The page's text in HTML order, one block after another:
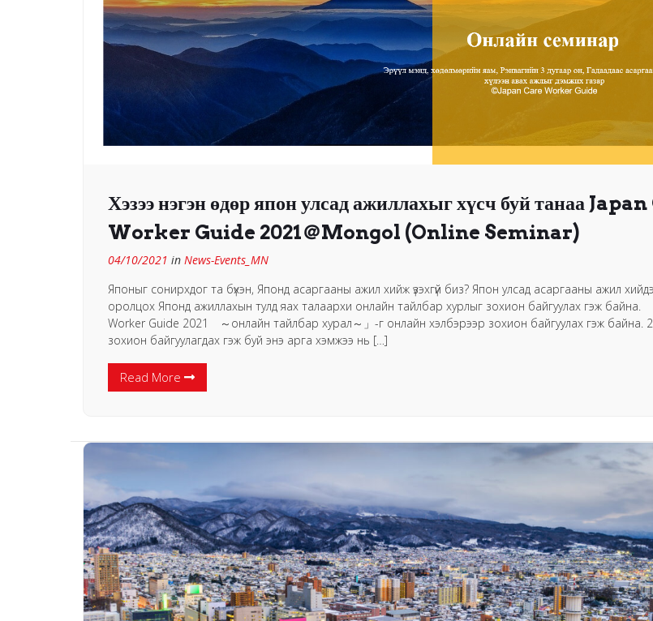
Хэзээ нэгэн өдөр япон улсад ажиллахыг хүсч буй танаа
Worker Guide 2021＠Mongol (Online Seminar)
04/10/2021 in News-Events_MN
Японыг сонирхдог та бүхэн, Японд асаргааны ажил хийж үзэхгүй биз? Япон улсад асаргааны ажил
оролцох Японд ажиллахын тулд яах талаархи онлайн тайлбар хурлыг зохион байгуулах гэж байна.
Worker Guide 2021 ～онлайн тайлбар хурал～」-г онлайн хэлбэрээр зохион байгуулах гэж байна.
зохион байгуулагдах гэж буй энэ арга хэмжээ нь […]
Read More